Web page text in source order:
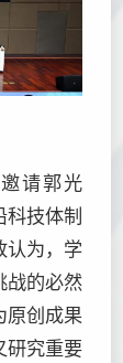
请郭光
技体制
认为，学
战的必然
原创成果
研究重要